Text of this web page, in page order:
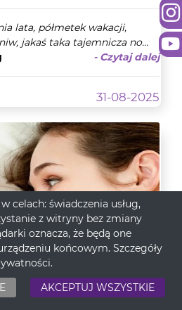
lata, półmetek wakacji,
jakaś taka tajemnicza no...
- Czytaj dalej
31-08-2025
Matka
celach: świadczenia usług,
z witryny bez zmiany
oznacza, że będą one
końcowym. Szczegóły
.
AKCEPTUJ WSZYSTKIE